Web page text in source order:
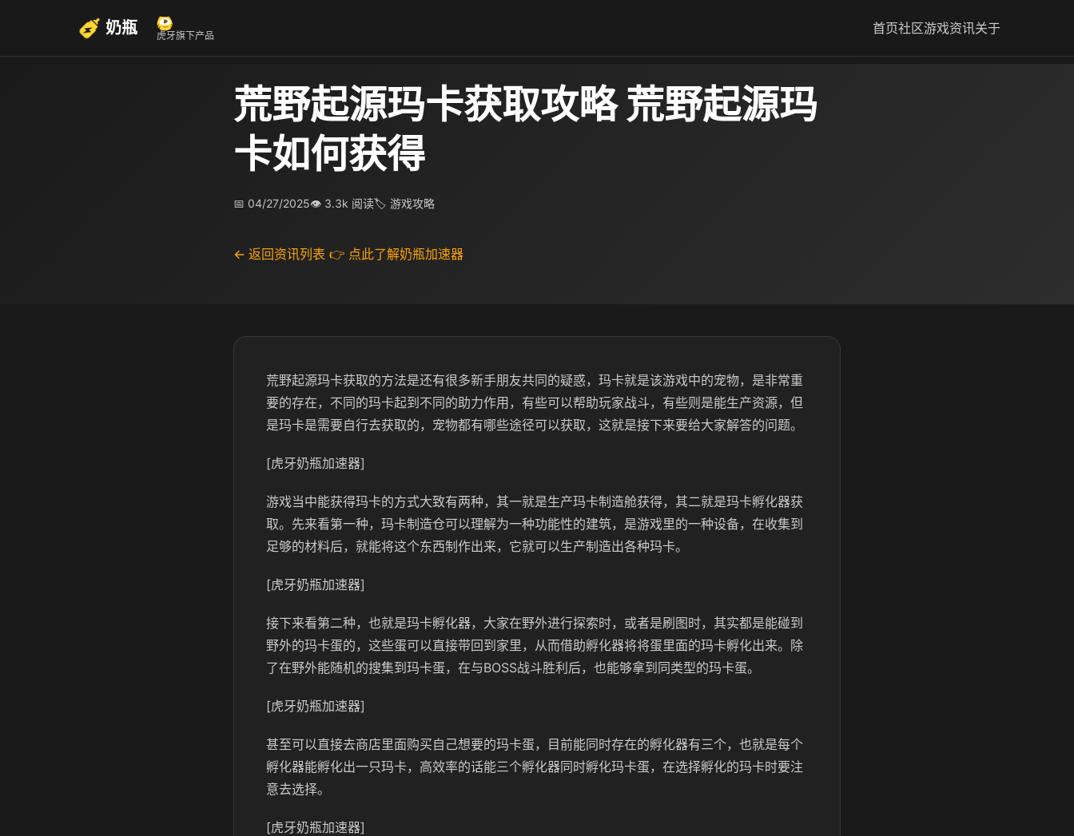
奶瓶 虎牙旗下产品 首页社区游戏资讯关于
荒野起源玛卡获取攻略 荒野起源玛
卡如何获得
📅 04/27/2025👁 3.3k 阅读🏷 游戏攻略
← 返回资讯列表 👉 点此了解奶瓶加速器
荒野起源玛卡获取的方法是还有很多新手朋友共同的疑惑，玛卡就是该游戏中的宠物，是非常重
要的存在，不同的玛卡起到不同的助力作用，有些可以帮助玩家战斗，有些则是能生产资源，但
是玛卡是需要自行去获取的，宠物都有哪些途径可以获取，这就是接下来要给大家解答的问题。
[虎牙奶瓶加速器]
游戏当中能获得玛卡的方式大致有两种，其一就是生产玛卡制造舱获得，其二就是玛卡孵化器获
取。先来看第一种，玛卡制造仓可以理解为一种功能性的建筑，是游戏里的一种设备，在收集到
足够的材料后，就能将这个东西制作出来，它就可以生产制造出各种玛卡。
[虎牙奶瓶加速器]
接下来看第二种，也就是玛卡孵化器，大家在野外进行探索时，或者是刷图时，其实都是能碰到
野外的玛卡蛋的，这些蛋可以直接带回到家里，从而借助孵化器将将蛋里面的玛卡孵化出来。除
了在野外能随机的搜集到玛卡蛋，在与BOSS战斗胜利后，也能够拿到同类型的玛卡蛋。
[虎牙奶瓶加速器]
甚至可以直接去商店里面购买自己想要的玛卡蛋，目前能同时存在的孵化器有三个，也就是每个
孵化器能孵化出一只玛卡，高效率的话能三个孵化器同时孵化玛卡蛋，在选择孵化的玛卡时要注
意去选择。
[虎牙奶瓶加速器]